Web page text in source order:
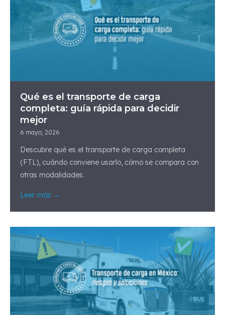
Qué es el transporte de carga
completa: guía rápida para decidir
mejor
6 mayo, 2026
Descubre qué es el transporte de carga completa
(FTL), cuándo conviene usarlo, cómo se compara con
otras modalidades.
Leer más →